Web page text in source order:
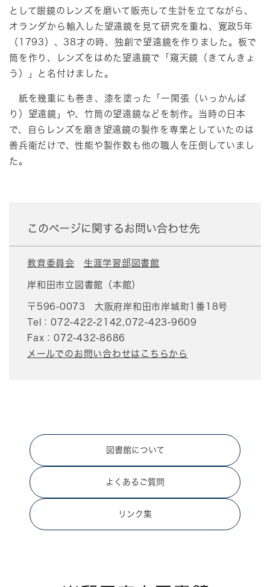
として眼鏡のレンズを磨いて販売して生計を立てながら、
オランダから輸入した望遠鏡を見て研究を重ね、寛政5年
（1793）、38才の時、独創で望遠鏡を作りました。板で
筒を作り、レンズをはめた望遠鏡で「窺天鏡（きてんきょ
う）」と名付けました。
紙を幾重にも巻き、漆を塗った「一閑張（いっかんば
り）望遠鏡」や、竹筒の望遠鏡などを制作。当時の日本
で、自らレンズを磨き望遠鏡の製作を専業としていたのは
善兵衛だけで、性能や製作数も他の職人を圧倒していまし
た。
このページに関するお問い合わせ先
教育委員会 生涯学習部図書館
岸和田市立図書館（本館）
〒596-0073
大阪府岸和田市岸城町1番18号
Tel：072-422-2142,072-423-9609
Fax：072-432-8686
メールでのお問い合わせはこちらから
図書館について
よくあるご質問
リンク集